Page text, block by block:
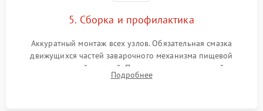
5. Сборка и профилактика
Аккуратный монтаж всех узлов. Обязательная смазка
движущихся частей заварочного механизма пищевой
силиконовой смазкой. Проведение программной
декальцинации и очистки системы от кофейных масел.
Подробнее